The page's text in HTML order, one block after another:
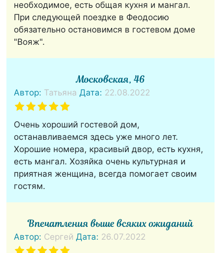
необходимое, есть общая кухня и мангал.
При следующей поездке в Феодосию
обязательно остановимся в гостевом доме
"Вояж".
Московская, 46
Автор: Татьяна Дата: 22.08.2022
Очень хороший гостевой дом,
останавливаемся здесь уже много лет.
Хорошие номера, красивый двор, есть кухня,
есть мангал. Хозяйка очень культурная и
приятная женщина, всегда помогает своим
гостям.
Впечатления выше всяких ожиданий
Автор: Сергей Дата: 26.07.2022